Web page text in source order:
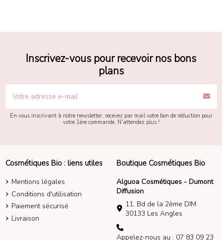
Inscrivez-vous pour recevoir nos bons
plans
En vous inscrivant à notre newsletter, recevez par mail votre bon de réduction pour
votre 1ère commande. N'attendez plus !
Cosmétiques Bio : liens utiles
Mentions légales
Conditions d'utilisation
Paiement sécurisé
Livraison
Boutique Cosmétiques Bio
Alguoa Cosmétiques - Dumont
Diffusion
11, Bd de la 2ème DIM
30133 Les Angles
Appelez-nous au : 07 83 09 23